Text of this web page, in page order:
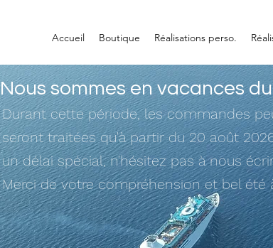
Accueil Boutique Réalisations perso.
Nous sommes en vacances
Durant cette période, les commandes
seront traitées qu'à partir du 20 août
un délai spécial, n'hésitez pas à nous
Merci de votre compréhension et bel été